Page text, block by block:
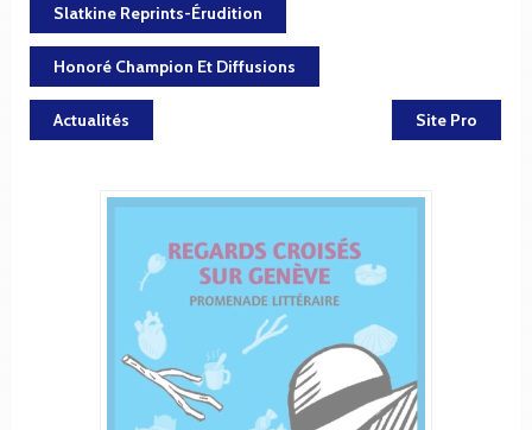
Slatkine Reprints-Érudition
Honoré Champion Et Diffusions
Actualités Site Pro